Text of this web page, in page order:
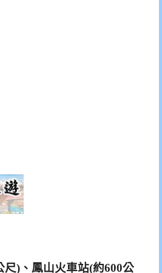
尺)、鳳山火車站(約600公